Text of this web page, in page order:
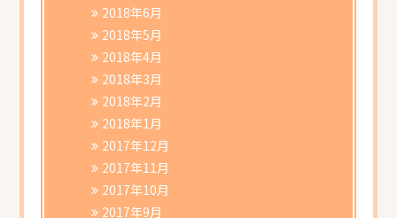
2018年6月
2018年5月
2018年4月
2018年3月
2018年2月
2018年1月
2017年12月
2017年11月
2017年10月
2017年9月